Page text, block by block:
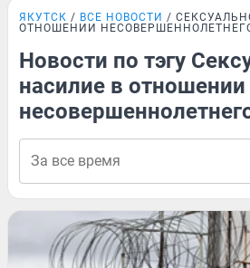
ЯКУТСК ВСЕ НОВОСТИ
ОТНОШЕНИИ
Новости по тэгу
насилие в отношении